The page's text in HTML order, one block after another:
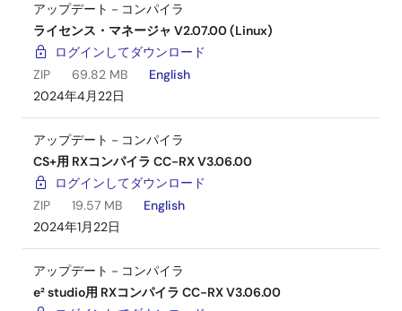
アップデート－コンパイラ
ライセンス・マネージャ V2.07.00 (Linux)
ログインしてダウンロード
ZIP
69.82 MB
English
2024年4月22日
アップデート－コンパイラ
CS+用 RXコンパイラ CC-RX V3.06.00
ログインしてダウンロード
ZIP
19.57 MB
English
2024年1月22日
アップデート－コンパイラ
e² studio用 RXコンパイラ CC-RX V3.06.00